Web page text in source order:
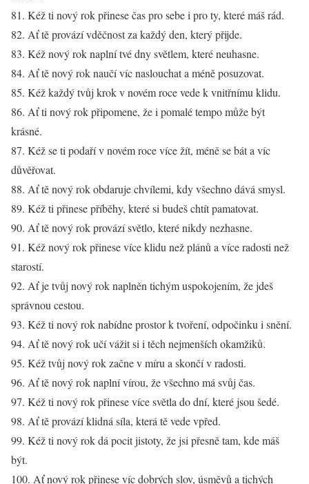
81. Kéž ti nový rok přinese čas pro sebe i pro ty, které máš rád.
82. Ať tě provází vděčnost za každý den, který přijde.
83. Kéž nový rok naplní tvé dny světlem, které neuhasne.
84. Ať tě nový rok naučí víc naslouchat a méně posuzovat.
85. Kéž každý tvůj krok v novém roce vede k vnitřnímu klidu.
86. Ať ti nový rok připomene, že i pomalé tempo může být
krásné.
87. Kéž se ti podaří v novém roce více žít, méně se bát a víc
důvěřovat.
88. Ať tě nový rok obdaruje chvílemi, kdy všechno dává smysl.
89. Kéž ti přinese příběhy, které si budeš chtít pamatovat.
90. Ať tě nový rok provází světlo, které nikdy nezhasne.
91. Kéž nový rok přinese více klidu než plánů a více radosti než
starostí.
92. Ať je tvůj nový rok naplněn tichým uspokojením, že jdeš
správnou cestou.
93. Kéž ti nový rok nabídne prostor k tvoření, odpočinku i snění.
94. Ať tě nový rok učí vážit si i těch nejmenších okamžiků.
95. Kéž tvůj nový rok začne v míru a skončí v radosti.
96. Ať tě nový rok naplní vírou, že všechno má svůj čas.
97. Kéž ti nový rok přinese více světla do dní, které jsou šedé.
98. Ať tě provází klidná síla, která tě vede vpřed.
99. Kéž ti nový rok dá pocit jistoty, že jsi přesně tam, kde máš
být.
100. Ať nový rok přinese víc dobrých slov, úsměvů a tichých